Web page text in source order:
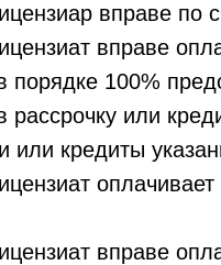
вправе по
вправе
100%
или
или кредиты
оплачивает
вправе